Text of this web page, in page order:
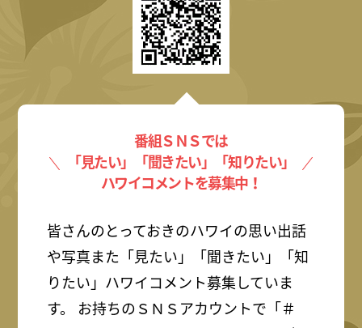
番組ＳＮＳでは
「見たい」「聞きたい」「知りたい」
ハワイコメントを募集中！
皆さんのとっておきのハワイの思い出話
や写真また「見たい」「聞きたい」「知
りたい」ハワイコメント募集していま
す。 お持ちのＳＮＳアカウントで「＃